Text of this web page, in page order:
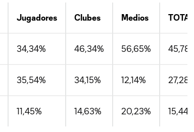
Jugadores Clubes Medios TOTAL
34,34% 46,34% 56,65% 45,78%
35,54% 34,15% 12,14% 27,28%
11,45% 14,63% 20,23% 15,44%